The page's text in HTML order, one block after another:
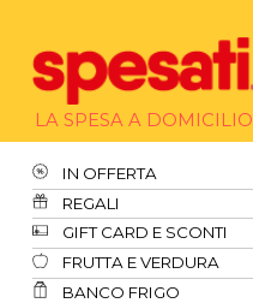
LA SPESA A DOMICILIO
IN OFFERTA
REGALI
GIFT CARD E SCONTI
FRUTTA E VERDURA
BANCO FRIGO